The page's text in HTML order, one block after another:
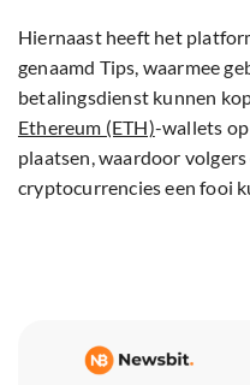
Hiernaast heeft het
genaamd Tips, waarmee
betalingsdienst kunnen
Ethereum (ETH)-wallets
plaatsen, waardoor
cryptocurrencies een fooi